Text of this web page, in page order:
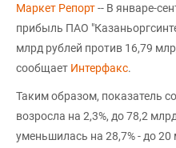
Маркет Репорт-- В январе-
прибыль ПАО
млрд рублей против 16,79
сообщает Интерфакс.
Таким образом, показатель
возросла на 2,3%, до 78,2
уменьшилась на 28,7% - до